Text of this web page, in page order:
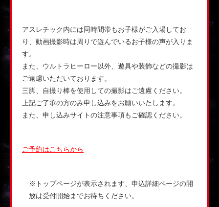
アスレチック内には同時間帯もお子様がご入場してお
り、動画撮影時は周りで遊んでいるお子様の声が入りま
す。
また、ウルトラヒーロー以外、遊具や装飾などの撮影は
ご遠慮いただいております。
三脚、自撮り棒を使用しての撮影はご遠慮ください。
上記ご了承の方のみ申し込みをお願いいたします。
また、申し込みサイトの注意事項もご確認ください。
ご予約はこちらから
※トップページが表示されます、申込詳細ページの開
放は受付開始までお待ちください。